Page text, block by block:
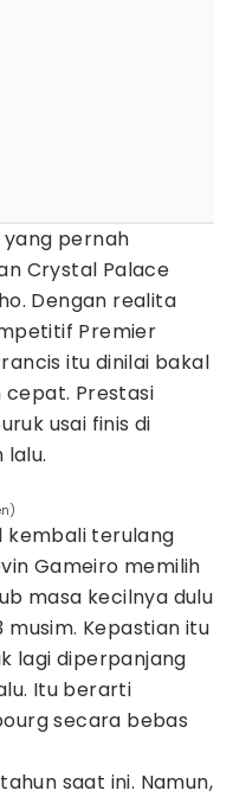
yang pernah
Crystal Palace
Dengan realita
Premier
itu dinilai bakal
Prestasi
usai finis di
lalu.
kembali terulang
Gameiro memilih
masa kecilnya dulu
Kepastian itu
lagi diperpanjang
Itu berarti
secara bebas
saat ini. Namun,